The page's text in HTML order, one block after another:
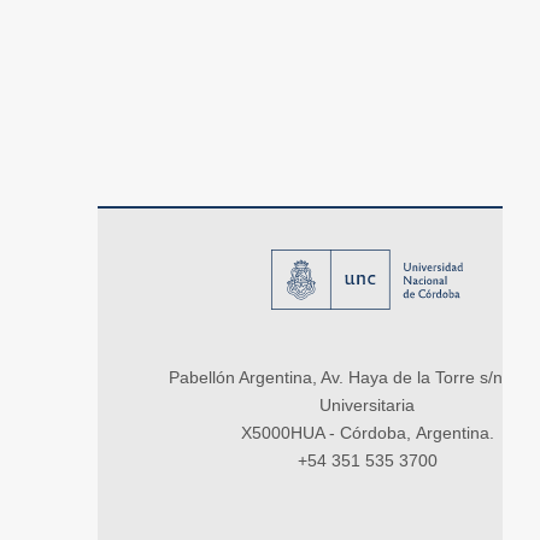
Pabellón Argentina, Av. Haya de la Torre s/n,
Universitaria
X5000HUA - Córdoba, Argentina.
+54 351 535 3700